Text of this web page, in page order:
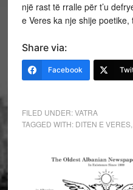
një rast të rralle për t’u
e Veres ka nje shije
Share via:
Facebook
FILED UNDER:VATRA
TAGGED WITH: DITEN E VERES,